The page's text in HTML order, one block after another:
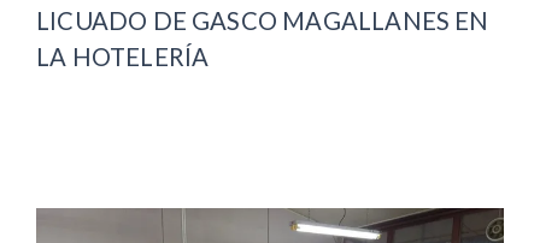
LICUADO DE GASCO MAGALLANES EN
LA HOTELERÍA